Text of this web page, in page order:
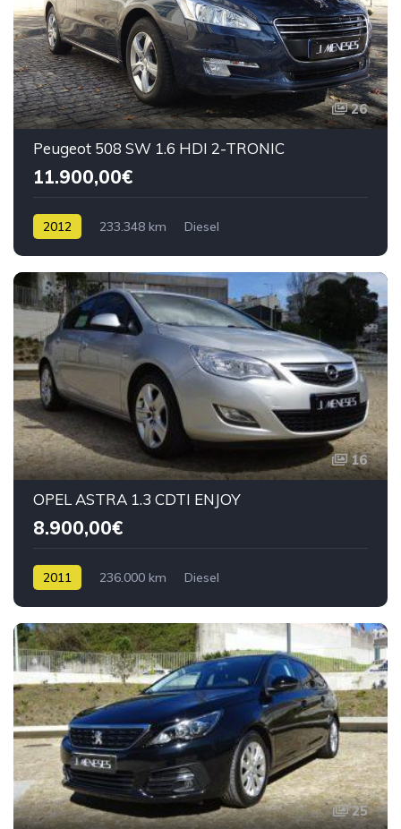
26
Peugeot 508 SW 1.6 HDI 2-TRONIC
11.900,00€
2012 233.348 km Diesel
16
OPEL ASTRA 1.3 CDTI ENJOY
8.900,00€
2011 236.000 km Diesel
25